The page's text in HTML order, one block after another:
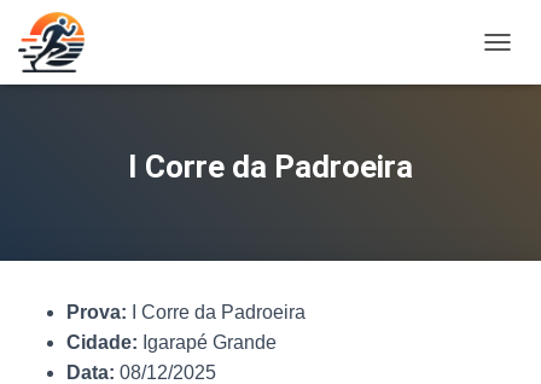
L
I Corre da Padroeira
Prova: I Corre da Padroeira
Cidade: Igarapé Grande
Data: 08/12/2025